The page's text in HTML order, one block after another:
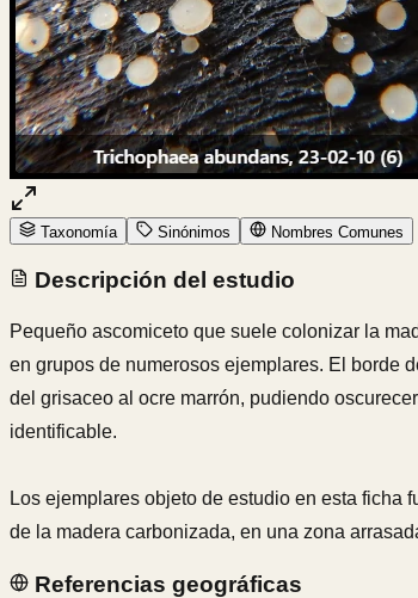
Taxonomía Sinónimos Nombres Comunes
Descripción del estudio
Pequeño ascomiceto que suele colonizar la
en grupos de numerosos ejemplares. El borde
del grisaceo al ocre marrón, pudiendo
identificable.
Los ejemplares objeto de estudio en esta
de la madera carbonizada, en una zona
Referencias geográficas